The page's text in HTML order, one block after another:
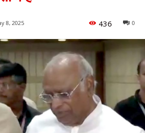
8, 2025 0
436